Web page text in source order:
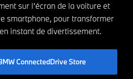
sur l’écran de la voiture et
smartphone, pour transformer
instant de divertissement.
ConnectedDrive Store